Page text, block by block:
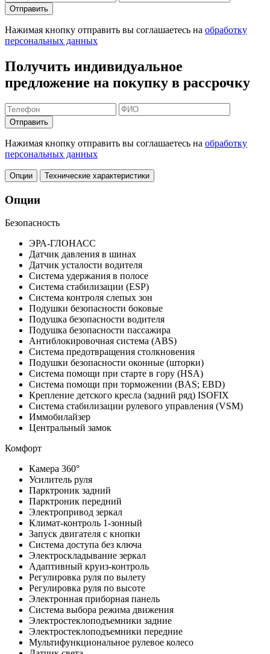
Отправить
Нажимая кнопку отправить вы соглашаетесь на обработку
персональных данных
Получить индивидуальное
предложение на покупку в рассрочку
Отправить
Нажимая кнопку отправить вы соглашаетесь на обработку
персональных данных
Опции Технические характеристики
Опции
Безопасность
ЭРА-ГЛОНАСС
Датчик давления в шинах
Датчик усталости водителя
Система удержания в полосе
Система стабилизации (ESP)
Система контроля слепых зон
Подушки безопасности боковые
Подушка безопасности водителя
Подушка безопасности пассажира
Антиблокировочная система (ABS)
Система предотвращения столкновения
Подушки безопасности оконные (шторки)
Система помощи при старте в гору (HSA)
Система помощи при торможении (BAS; EBD)
Крепление детского кресла (задний ряд) ISOFIX
Система стабилизации рулевого управления (VSM)
Иммобилайзер
Центральный замок
Комфорт
Камера 360°
Усилитель руля
Парктроник задний
Парктроник передний
Электропривод зеркал
Климат-контроль 1-зонный
Запуск двигателя с кнопки
Система доступа без ключа
Электроскладывание зеркал
Адаптивный круиз-контроль
Регулировка руля по вылету
Регулировка руля по высоте
Электронная приборная панель
Система выбора режима движения
Электростеклоподъемники задние
Электростеклоподъемники передние
Мультифункциональное рулевое колесо